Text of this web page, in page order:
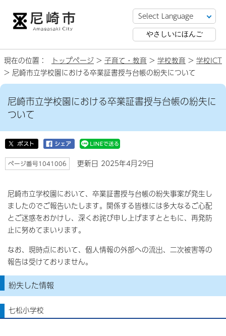
やさしいにほんご
現在の位置： トップページ > 子育て・教育 > 学校教育 > 学校ICT
> 尼崎市立学校園における卒業証書授与台帳の紛失について
尼崎市立学校園における卒業証書授与台帳の紛失に
ついて
ページ番号1041006 更新日 2025年4月29日
尼崎市立学校園において、卒業証書授与台帳の紛失事案が発生し
ましたのでご報告いたします。関係する皆様には多大なるご心配
とご迷惑をおかけし、深くお詫び申し上げますとともに、再発防
止に努めてまいります。
なお、現時点において、個人情報の外部への流出、二次被害等の
報告は受けておりません。
紛失した情報
七松小学校